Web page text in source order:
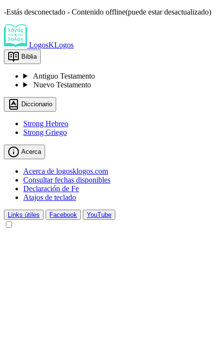
-Estás desconectado - Contenido offline(puede estar desactualizado)
LogosKLogos
Biblia
Antiguo Testamento
Nuevo Testamento
Diccionario
Strong Hebreo
Strong Griego
Acerca
Acerca de logosklogos.com
Consultar fechas disponibles
Declaración de Fe
Atajos de teclado
Links útiles Facebook YouTube